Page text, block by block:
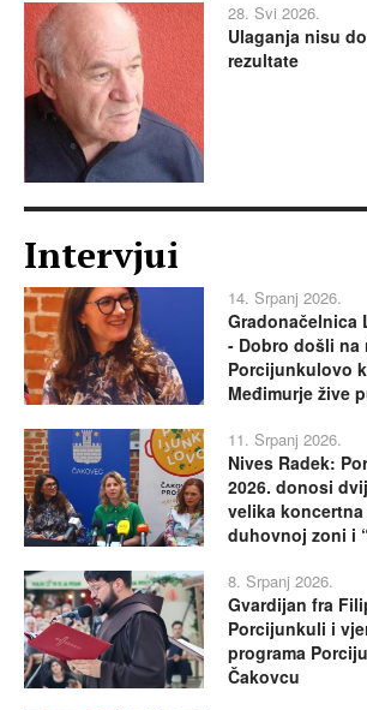
28. Svi 2026.
Ulaganja nisu
rezultate
Intervjui
14. Srpanj 2026.
Gradonačelnica
- Dobro došli na
Porcijunkulovo
Međimurje žive
11. Srpanj 2026.
Nives Radek:
2026. donosi
velika koncertna
duhovnoj zoni i
8. Srpanj 2026.
Gvardijan fra
Porcijunkuli i
programa
Čakovcu